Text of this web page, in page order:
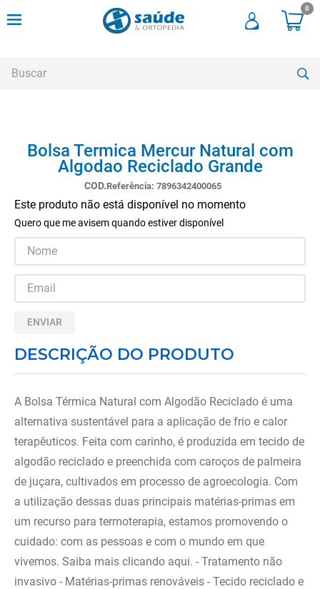
0
Bolsa Termica Mercur Natural com
Algodao Reciclado Grande
Referência: 7896342400065
Este produto não está disponível no momento
Quero que me avisem quando estiver disponível
ENVIAR
DESCRIÇÃO DO PRODUTO
A Bolsa Térmica Natural com Algodão Reciclado é uma
alternativa sustentável para a aplicação de frio e calor
terapêuticos. Feita com carinho, é produzida em tecido de
algodão reciclado e preenchida com caroços de palmeira
de juçara, cultivados em processo de agroecologia. Com
a utilização dessas duas principais matérias-primas em
um recurso para termoterapia, estamos promovendo o
cuidado: com as pessoas e com o mundo em que
vivemos. Saiba mais clicando aqui. - Tratamento não
invasivo - Matérias-primas renováveis - Tecido reciclado e
andadores
meia compressao
3º
cadeira rodas
4º
cadeira higienica
tipoia
6º
muleta
7º
munique
almofadas
9º
imobilizador joelho
10º ortese polegar punho